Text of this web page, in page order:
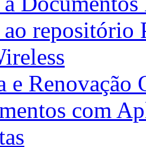
ao repositório
e Renovação
com